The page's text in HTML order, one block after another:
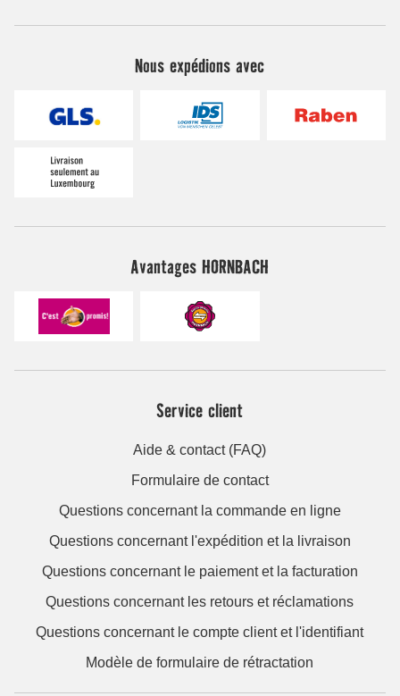
Nous expédions avec
Avantages HORNBACH
Service client
Aide & contact (FAQ)
Formulaire de contact
Questions concernant la commande en ligne
Questions concernant l'expédition et la livraison
Questions concernant le paiement et la facturation
Questions concernant les retours et réclamations
Questions concernant le compte client et l'identifiant
Modèle de formulaire de rétractation